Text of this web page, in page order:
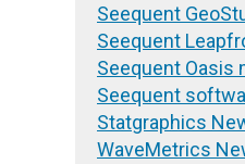
Seequent
Seequent
Seequent Oasis
Seequent
Statgraphics
WaveMetrics